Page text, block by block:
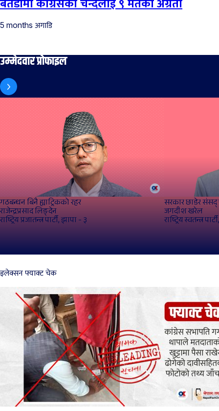
बैतडीमा कांग्रेसका चन्दलाई ९ मतको अग्रता
5 months अगाडि
उम्मेदवार प्रोफाइल
गठबन्धन बिनै ह्याट्रिकको रहर
राजेन्द्रप्रसाद लिङ्देन
राष्ट्रिय प्रजातन्त्र पार्टी, झापा - ३
सरकार छाडेर संसद्
जगदीश खरेल
राष्ट्रिय स्वतन्त्र
इलेक्सन फ्याक्ट चेक